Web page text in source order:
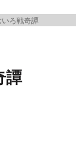
いろ戦奇譚
譚